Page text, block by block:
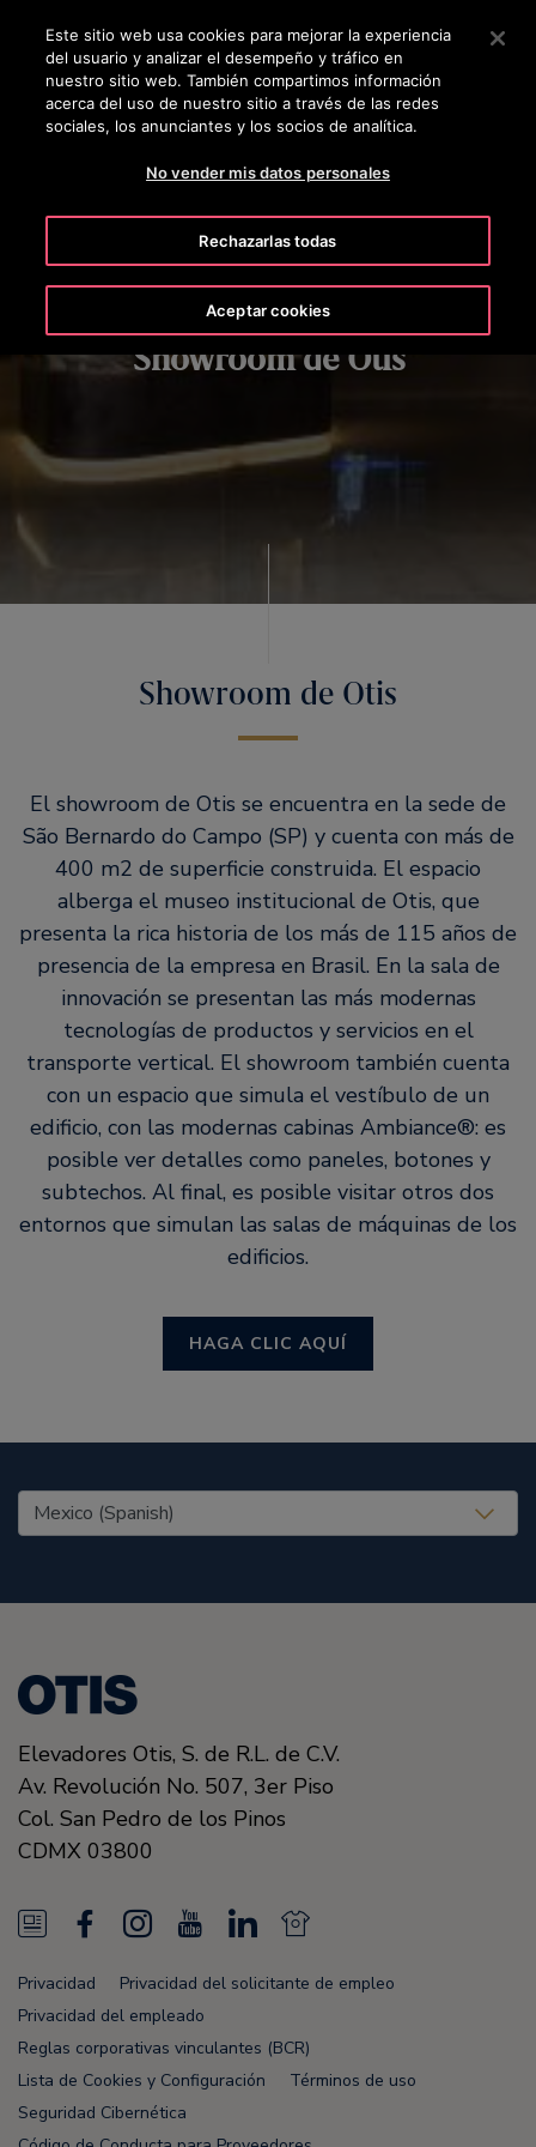
Pulse Intro para saltar al contenido principal
BUSCAR
Showroom de Otis
Showroom de Otis
El showroom de Otis se encuentra en la sede de
São Bernardo do Campo (SP) y cuenta con más de
400 m2 de superficie construida. El espacio
alberga el museo institucional de Otis, que
presenta la rica historia de los más de 115 años de
presencia de la empresa en Brasil. En la sala de
innovación se presentan las más modernas
tecnologías de productos y servicios en el
transporte vertical. El showroom también cuenta
con un espacio que simula el vestíbulo de un
edificio, con las modernas cabinas Ambiance®: es
posible ver detalles como paneles, botones y
subtechos. Al final, es posible visitar otros dos
entornos que simulan las salas de máquinas de los
edificios.
HAGA CLIC AQUÍ
United States (EN)
Elevadores Otis, S. de R.L. de C.V.
Av. Revolución No. 507, 3er Piso
Col. San Pedro de los Pinos
CDMX 03800
N
e
w
s
F
c
e
b
I
n
s
t
a
o
T
u
L
k
e
N
e
F
Privacidad
Privacidad del solicitante de empleo
Privacidad del empleado
Reglas corporativas vinculantes (BCR)
Lista de Cookies y Configuración
Términos de uso
Seguridad Cibernética
Este sitio web usa cookies para mejorar la experiencia
del usuario y analizar el desempeño y tráfico en
nuestro sitio web. También compartimos información
acerca del uso de nuestro sitio a través de las redes
sociales, los anunciantes y los socios de analítica.
No vender mis datos personales
Rechazarlas todas
Aceptar cookies